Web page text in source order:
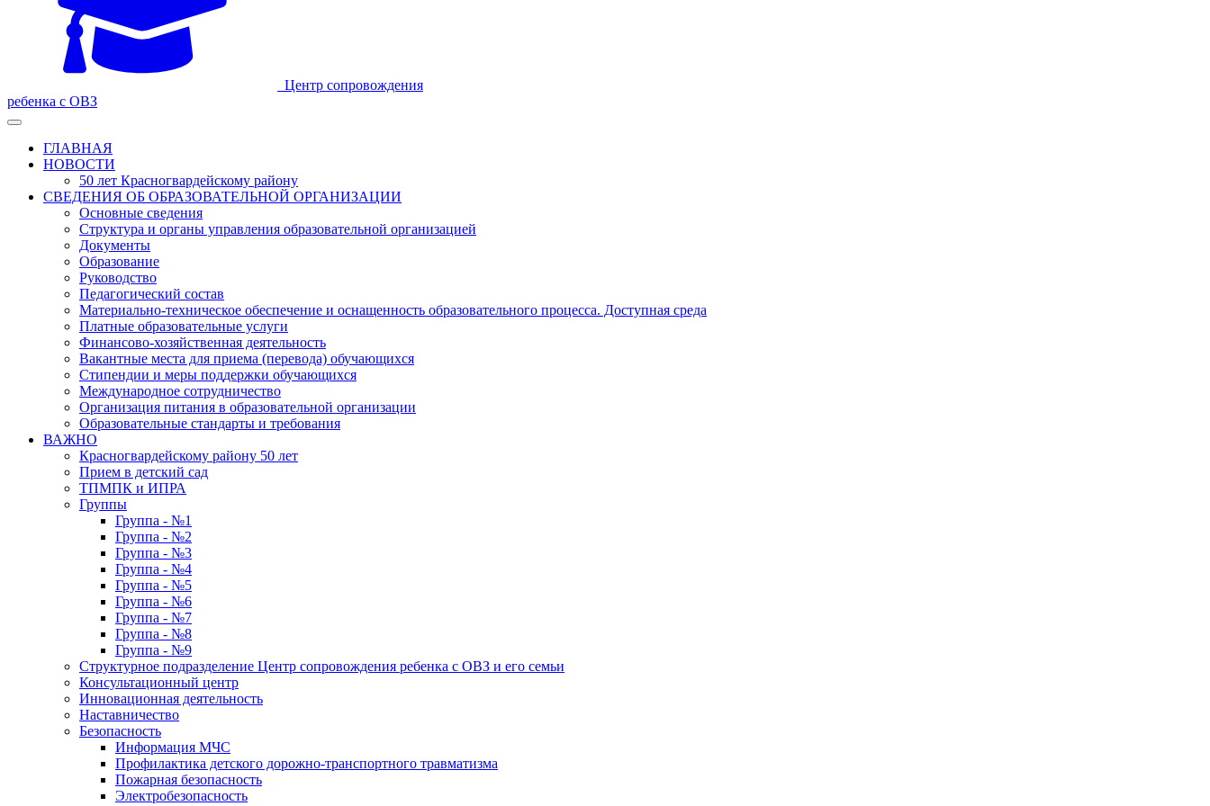
Центр сопровождения
ребенка с ОВЗ
ГЛАВНАЯ
НОВОСТИ
50 лет Красногвардейскому району
СВЕДЕНИЯ ОБ ОБРАЗОВАТЕЛЬНОЙ ОРГАНИЗАЦИИ
Основные сведения
Структура и органы управления образовательной организацией
Документы
Образование
Руководство
Педагогический состав
Материально-техническое обеспечение и оснащенность образовательного процесса. Доступная среда
Платные образовательные услуги
Финансово-хозяйственная деятельность
Вакантные места для приема (перевода) обучающихся
Стипендии и меры поддержки обучающихся
Международное сотрудничество
Организация питания в образовательной организации
Образовательные стандарты и требования
ВАЖНО
Красногвардейскому району 50 лет
Прием в детский сад
ТПМПК и ИПРА
Группы
Группа - №1
Группа - №2
Группа - №3
Группа - №4
Группа - №5
Группа - №6
Группа - №7
Группа - №8
Группа - №9
Структурное подразделение Центр сопровождения ребенка с ОВЗ и его семьи
Консультационный центр
Инновационная деятельность
Наставничество
Безопасность
Информация МЧС
Профилактика детского дорожно-транспортного травматизма
Пожарная безопасность
Электробезопасность